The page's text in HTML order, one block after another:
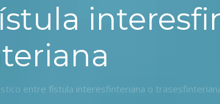
entre fístula interesfinteriana o